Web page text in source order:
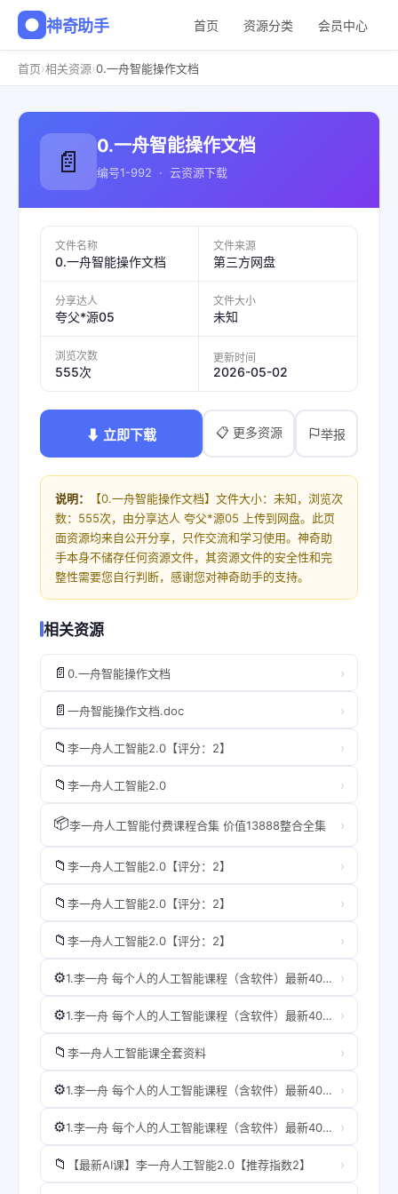
神奇助手 首页 资源分类 会员中心
首页›相关资源›0.一舟智能操作文档
📄 0.一舟智能操作文档
编号1-992 · 云资源下载
文件名称
0.一舟智能操作文档
文件来源
第三方网盘
分享达人
夸父*源05
文件大小
未知
浏览次数
555次
更新时间
2026-05-02
⬇ 立即下载 📋 更多资源 举报
说明：
【0.一舟智能操作文档】文件大小：未知，浏览次
数：555次，由分享达人 夸父*源05 上传到网盘。此页
面资源均来自公开分享，只作交流和学习使用。神奇助
手本身不储存任何资源文件，其资源文件的安全性和完
整性需要您自行判断，感谢您对神奇助手的支持。
相关资源
📄 0.一舟智能操作文档 ›
📄 一舟智能操作文档.doc ›
📁 李一舟人工智能2.0【评分：2】 ›
📁 李一舟人工智能2.0 ›
📦李一舟人工智能付费课程合集 价值13888整合全集 ›
📁 李一舟人工智能2.0【评分：2】 ›
📁 李一舟人工智能2.0【评分：2】 ›
📁 李一舟人工智能2.0【评分：2】 ›
⚙️ 1.李一舟 每个人的人工智能课程（含软件）最新40节199课程 ›
⚙️ 1.李一舟 每个人的人工智能课程（含软件）最新40节199课程 ›
📁 李一舟人工智能课全套资料 ›
⚙️ 1.李一舟 每个人的人工智能课程（含软件）最新40节199课程 ›
⚙️ 1.李一舟 每个人的人工智能课程（含软件）最新40节199课程 ›
📁 【最新AI课】李一舟人工智能2.0【推荐指数2】 ›